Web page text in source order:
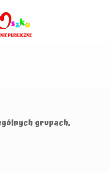
grupach.